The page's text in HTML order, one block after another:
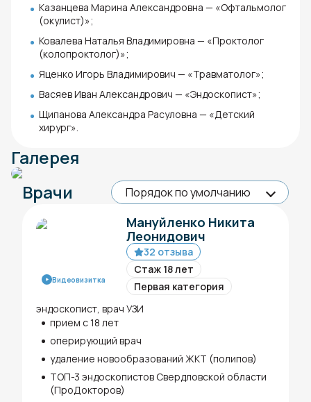
Казанцева Марина Александровна — «Офтальмолог
(окулист)»;
Ковалева Наталья Владимировна — «Проктолог
(колопроктолог)»;
Яценко Игорь Владимирович — «Травматолог»;
Васяев Иван Александрович — «Эндоскопист»;
Щипанова Александра Расуловна — «Детский
хирург».
Галерея
Врачи
Видеовизитка
Мануйленко Никита
Леонидович
32 отзыва
Стаж 18 лет
Первая категория
эндоскопист, врач УЗИ
прием с 18 лет
оперирующий врач
удаление новообразований ЖКТ (полипов)
ТОП-3 эндоскопистов Свердловской области
(ПроДокторов)